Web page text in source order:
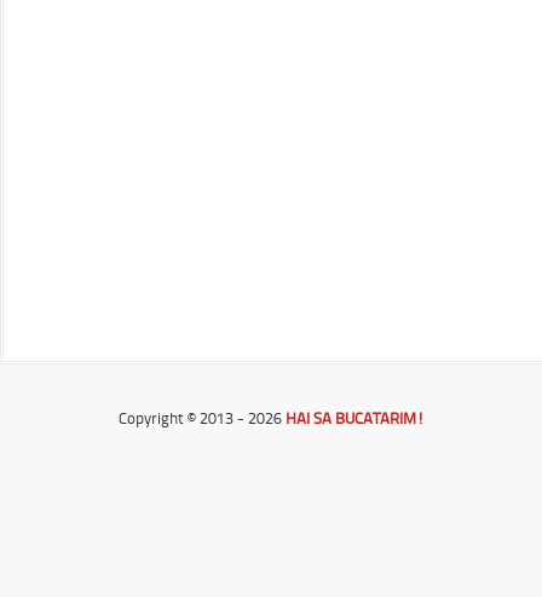
Copyright © 2013 - 2026 HAI SA BUCATARIM!